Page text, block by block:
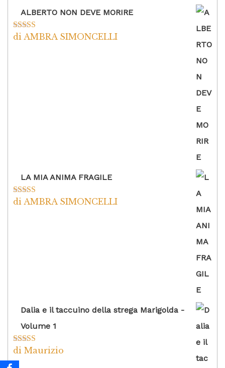
ALBERTO NON DEVE MORIRE
Valutato5su
di AMBRA SIMONCELLI
LA MIA ANIMA FRAGILE
Valutato5su
di AMBRA SIMONCELLI
Dalia e il taccuino della strega Marigolda -
Volume 1
Valutato4
di Maurizio